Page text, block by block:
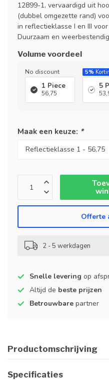
12899-1, vervaardigd uit
(dubbel omgezette rand)
in reflectieklasse I en III
Duurzaam en
Volume voordeel
No discount
1 Piece
56,75
5%
5
Maak een keuze: *
Offerte
2 - 5 werkdagen
Snelle levering op
Altijd de beste prijzen
Betrouwbare partner
Productomschrijving
Specificaties